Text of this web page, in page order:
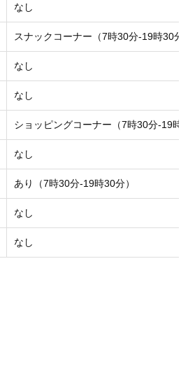
なし
スナックコーナー（7時30分-19時30分
なし
なし
ショッピングコーナー（7時30分-19時
なし
あり（7時30分-19時30分）
なし
なし